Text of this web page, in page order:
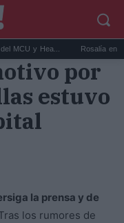
y Hea... Rosalía en
por
estuvo
la prensa y de
los rumores de